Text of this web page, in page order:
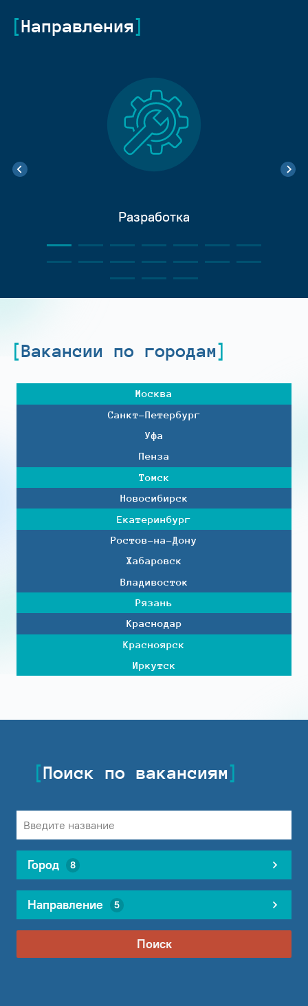
Направления
Разработка
Вакансии по городам
Москва
Санкт-Петербург
Уфа
Пенза
Томск
Новосибирск
Екатеринбург
Ростов-на-Дону
Хабаровск
Владивосток
Рязань
Краснодар
Красноярск
Иркутск
Поиск по вакансиям
Город 8
Направление 5
Поиск